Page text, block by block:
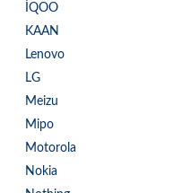
İQOO
KAAN
Lenovo
LG
Meizu
Mipo
Motorola
Nokia